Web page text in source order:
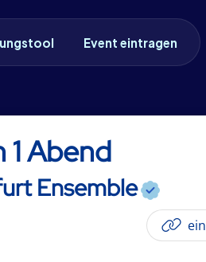
Event eintragen
Abend
Ensemble